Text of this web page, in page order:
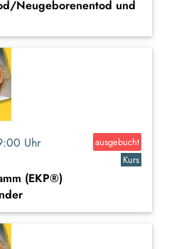
Neugeborenentod und
Uhr
ausgebucht
Kurs
(EKP®)